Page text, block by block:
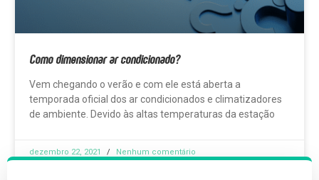
Como dimensionar ar condicionado?
Vem chegando o verão e com ele está aberta a
temporada oficial dos ar condicionados e climatizadores
de ambiente. Devido às altas temperaturas da estação
dezembro 22, 2021 Nenhum comentário